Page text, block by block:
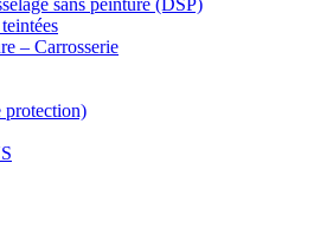
– Carrosserie
protection)